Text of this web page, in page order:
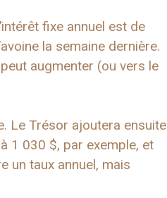
fixe annuel est de
la semaine dernière.
augmenter (ou vers le
Le Trésor ajoutera ensuite
1 030 $, par exemple, et
un taux annuel, mais